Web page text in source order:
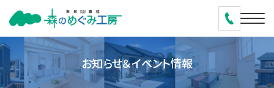
お知らせ＆イベント情報